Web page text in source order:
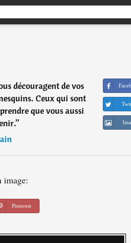
découragent de vos
Ceux qui sont
que vous aussi
”
image:
Pinterest